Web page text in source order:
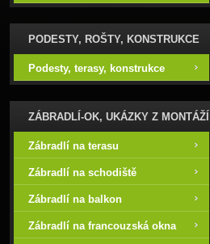
PODESTY, ROŠTY, KONSTRUKCE
Podesty, terasy, konstrukce
ZÁBRADLÍ-OK, UKÁZKY Z MONTÁŽÍ
Zábradlí na terasu
Zábradlí na schodiště
Zábradlí na balkon
Zábradlí na francouzská okna